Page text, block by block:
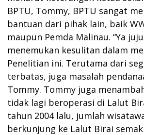
BPTU, Tommy, BPTU sangat
bantuan dari pihak lain, baik
maupun Pemda Malinau. “Ya
menemukan kesulitan dalam
Penelitian ini. Terutama dari
terbatas, juga masalah
Tommy. Tommy juga
tidak lagi beroperasi di Lalut
tahun 2004 lalu, jumlah
berkunjung ke Lalut Birai